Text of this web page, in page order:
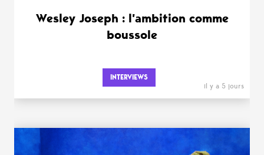
Wesley Joseph : l’ambition comme
boussole
INTERVIEWS
il y a 5 jours